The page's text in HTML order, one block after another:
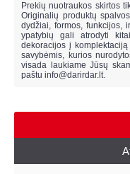
Prekių nuotraukos skirtos
Originalių produktų
dydžiai, formos, funkcijos,
ypatybių gali atrodyti
dekoracijos į
savybėmis, kurios
visada laukiame Jūsų
paštu info@darirdar.lt.